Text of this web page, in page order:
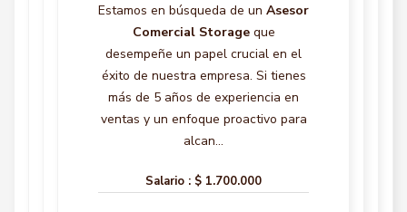
Estamos en búsqueda de un Asesor
Comercial Storageque
desempeñe un papel crucial en el
éxito de nuestra empresa. Si tienes
más de 5 años de experiencia en
ventas y un enfoque proactivo para
alcan...
Salario : $ 1.700.000